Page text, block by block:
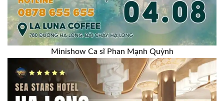
Minishow Ca sĩ Phan Mạnh Quỳnh